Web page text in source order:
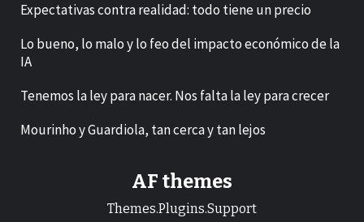
Expectativas contra realidad: todo tiene un precio
Lo bueno, lo malo y lo feo del impacto económico de la
IA
Tenemos la ley para nacer. Nos falta la ley para crecer
Mourinho y Guardiola, tan cerca y tan lejos
AF themes
Themes.Plugins.Support